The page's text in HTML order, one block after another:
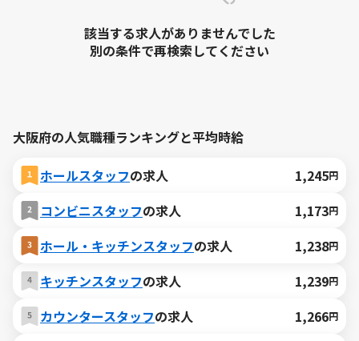
該当する求人がありませんでした
別の条件で再検索してください
大阪府の人気職種ランキングと平均時給
ホールスタッフの求人 1,245円
コンビニスタッフの求人 1,173円
ホール・キッチンスタッフの求人 1,238円
キッチンスタッフの求人 1,239円
カウンタースタッフの求人 1,266円